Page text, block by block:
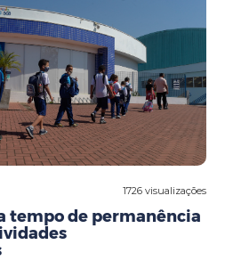
1726 visualizações
tempo de permanência